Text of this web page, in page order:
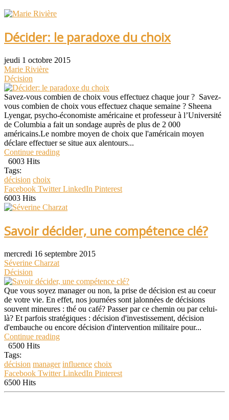
Décider: le paradoxe du choix
jeudi 1 octobre 2015
Marie Rivière
Décision
Savez-vous combien de choix vous effectuez chaque jour ? Savez-
vous combien de choix vous effectuez chaque semaine ? Sheena
Lyengar, psycho-économiste américaine et professeur à l’Université
de Columbia a fait un sondage auprès de plus de 2 000
américains.Le nombre moyen de choix que l'américain moyen
déclare effectuer se situe aux alentours...
Continue reading
6003 Hits
Tags:
décision choix
Facebook Twitter LinkedIn Pinterest
6003 Hits
Savoir décider, une compétence clé?
mercredi 16 septembre 2015
Séverine Charzat
Décision
Que vous soyez manager ou non, la prise de décision est au coeur
de votre vie. En effet, nos journées sont jalonnées de décisions
souvent mineures : thé ou café? Passer par ce chemin ou par celui-
là? Et parfois stratégiques : décision d'investissement, décision
d'embauche ou encore décision d'intervention militaire pour...
Continue reading
6500 Hits
Tags:
décision manager influence choix
Facebook Twitter LinkedIn Pinterest
6500 Hits